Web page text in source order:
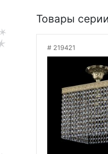
Товары серии
219421